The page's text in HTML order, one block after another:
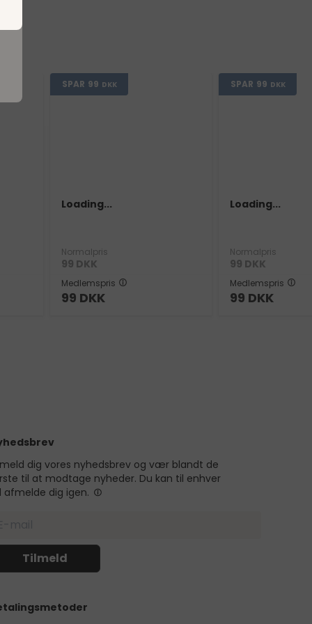
SPAR 99 DKK
Loading...
Normalpris
99 DKK
Medlemspris
99 DKK
SPAR 99 DKK
Loading...
Normalpris
99 DKK
Medlemspris
99 DKK
dig vores nyhedsbrev og vær blandt de
til at modtage nyheder. Du kan til enhver
afmelde dig igen.